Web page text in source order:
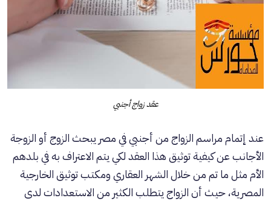
عقد زواج أجنبي
عند إتمام مراسم الزواج من أجنبي في مصر يبحث الزوج أو الزوجة
الأجانب عن كيفية توثيق هذا العقد لكي يتم الاعتراف به في بلدهم
الأم مثل ما تم من خلال الشهر العقاري ومكتب توثيق الخارجية
المصرية، حيث أن الزواج يتطلب الكثير من الاستعدادات لدى